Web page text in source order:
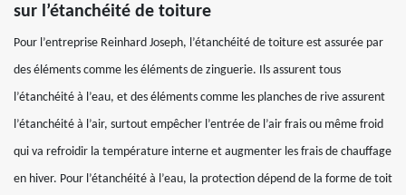
sur l’étanchéité de toiture
Pour l’entreprise Reinhard Joseph, l’étanchéité de toiture est assurée par
des éléments comme les éléments de zinguerie. Ils assurent tous
l’étanchéité à l’eau, et des éléments comme les planches de rive assurent
l’étanchéité à l’air, surtout empêcher l’entrée de l’air frais ou même froid
qui va refroidir la température interne et augmenter les frais de chauffage
en hiver. Pour l’étanchéité à l’eau, la protection dépend de la forme de toit